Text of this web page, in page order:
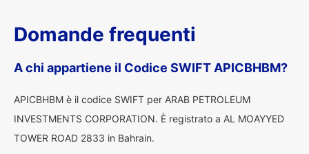
Domande frequenti
A chi appartiene il Codice SWIFT APICBHBM?
APICBHBM è il codice SWIFT per ARAB PETROLEUM
INVESTMENTS CORPORATION. È registrato a AL MOAYYED
TOWER ROAD 2833 in Bahrain.